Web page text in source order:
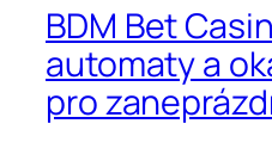
BDM Bet
automaty a
pro